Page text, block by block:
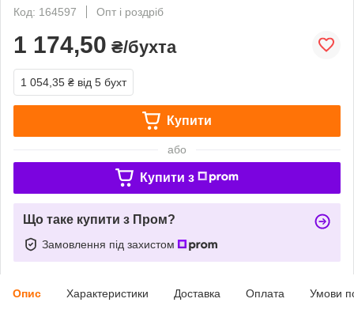
Код: 164597
Опт і роздріб
1 174,50 ₴/бухта
1 054,35 ₴ від 5 бухт
Купити
або
Купити з
Що таке купити з Пром?
Замовлення під захистом
Опис Характеристики Доставка Оплата Умови